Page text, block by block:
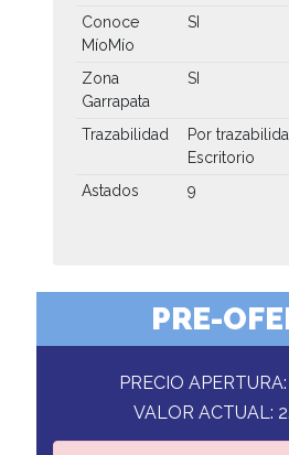
Conoce
MíoMío
SI
Zona
Garrapata
SI
Trazabilidad
Por
Escritorio
Astados
9
PRE-
PRECIO
VALOR ACTUAL: